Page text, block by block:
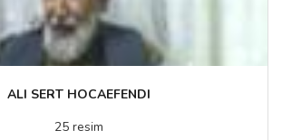
ALI SERT HOCAEFENDI
25 resim